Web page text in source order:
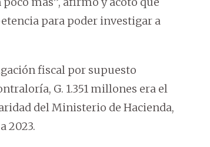
para poder investigar a
fiscal por supuesto
G. 1.351 millones era el
del Ministerio de Hacienda,
2023.